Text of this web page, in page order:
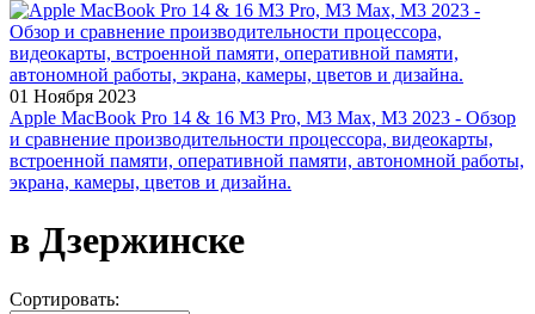
01 Ноября 2023
Apple MacBook Pro 14 & 16 M3 Pro, M3 Max, M3 2023 - Обзор
и сравнение производительности процессора, видеокарты,
встроенной памяти, оперативной памяти, автономной работы,
экрана, камеры, цветов и дизайна.
в Дзержинске
Сортировать: